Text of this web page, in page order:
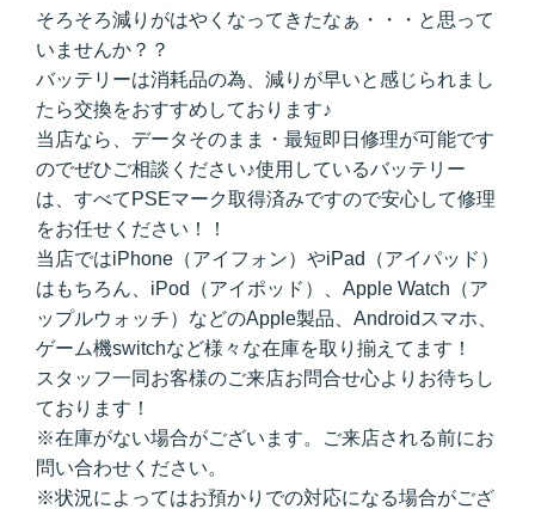
そろそろ減りがはやくなってきたなぁ・・・と思って
いませんか？？
バッテリーは消耗品の為、減りが早いと感じられまし
たら交換をおすすめしております♪
当店なら、データそのまま・最短即日修理が可能です
のでぜひご相談ください♪使用しているバッテリー
は、すべてPSEマーク取得済みですので安心して修理
をお任せください！！
当店ではiPhone（アイフォン）やiPad（アイパッド）
はもちろん、iPod（アイポッド）、Apple Watch（ア
ップルウォッチ）などのApple製品、Androidスマホ、
ゲーム機switchなど様々な在庫を取り揃えてます！
スタッフ一同お客様のご来店お問合せ心よりお待ちし
ております！
※在庫がない場合がございます。ご来店される前にお
問い合わせください。
※状況によってはお預かりでの対応になる場合がござ